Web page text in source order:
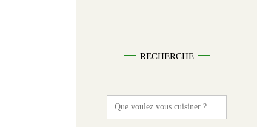
RECHERCHE
Search
for: